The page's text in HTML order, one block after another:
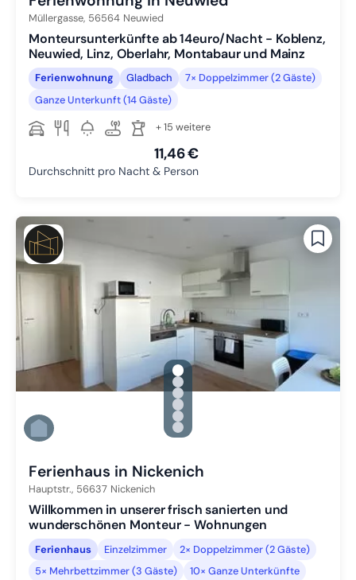
Müllergasse, 56564 Neuwied
Monteursunterkünfte ab 14euro/Nacht - Koblenz,
Neuwied, Linz, Oberlahr, Montabaur und Mainz
Ferienwohnung Gladbach
7× Doppelzimmer (2 Gäste)
Ganze Unterkunft (14 Gäste)
+ 15 weitere
11,46 €
Durchschnitt pro Nacht & Person
gallery.slide_selector
Zu Slide 1 wechseln
Zu Slide 2 wechseln
Zu Slide 3 wechseln
Zu Slide 4 wechseln
Zu Slide 5 wechseln
Zu Slide 6 wechseln
Ferienhaus in Nickenich
Hauptstr., 56637 Nickenich
Willkommen in unserer frisch sanierten und
wunderschönen Monteur - Wohnungen
Ferienhaus Einzelzimmer
2× Doppelzimmer (2 Gäste)
5× Mehrbettzimmer (3 Gäste)
10× Ganze Unterkünfte